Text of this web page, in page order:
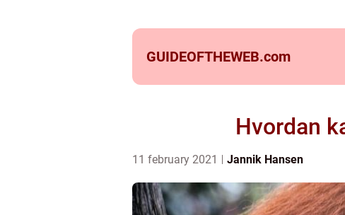
GUIDEOFTHEWEB.com
Hvordan
11 february 2021 Jannik Hansen